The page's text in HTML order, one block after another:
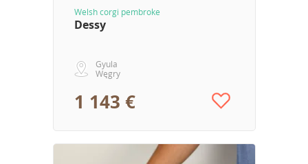
Welsh corgi pembroke
Dessy
Gyula
Węgry
1 143 €